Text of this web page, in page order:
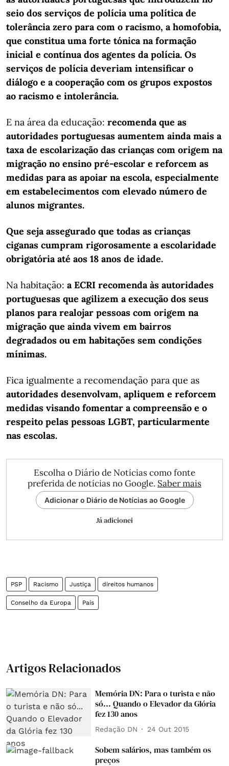
seio dos serviços de polícia uma política de
tolerância zero para com o racismo, a homofobia,
que constitua uma forte tónica na formação
inicial e contínua dos agentes da polícia. Os
serviços de polícia deveriam intensificar o
diálogo e a cooperação com os grupos expostos
ao racismo e intolerância.
E na área da educação: recomenda que as
autoridades portuguesas aumentem ainda mais a
taxa de escolarização das crianças com origem na
migração no ensino pré-escolar e reforcem as
medidas para as apoiar na escola, especialmente
em estabelecimentos com elevado número de
alunos migrantes.
Que seja assegurado que todas as crianças
ciganas cumpram rigorosamente a escolaridade
obrigatória até aos 18 anos de idade.
Na habitação: a ECRI recomenda às autoridades
portuguesas que agilizem a execução dos seus
planos para realojar pessoas com origem na
migração que ainda vivem em bairros
degradados ou em habitações sem condições
mínimas.
Fica igualmente a recomendação para que as
autoridades desenvolvam, apliquem e reforcem
medidas visando fomentar a compreensão e o
respeito pelas pessoas LGBT, particularmente
nas escolas.
Escolha o Diário de Notícias como fonte
preferida de notícias no Google. Saber mais
Adicionar o Diário de Notícias ao Google
Já adicionei
PSP Racismo Justiça direitos humanos
Conselho da Europa País
Artigos Relacionados
Memória DN: Para o turista e não
só... Quando o Elevador da Glória
fez 130 anos
Redação DN 24 Out 2015
Sobem salários, mas também os
preços